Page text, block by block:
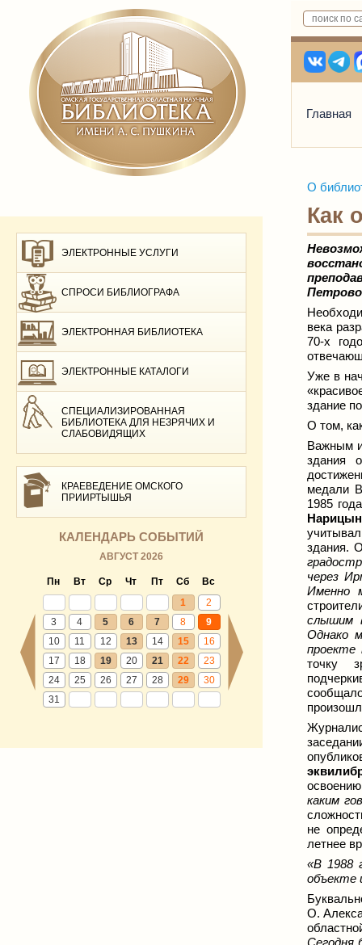
Главная
ЭЛЕКТРОННЫЕ УСЛУГИ
СПРОСИ БИБЛИОГРАФА
ЭЛЕКТРОННАЯ БИБЛИОТЕКА
ЭЛЕКТРОННЫЕ КАТАЛОГИ
СПЕЦИАЛИЗИРОВАННАЯ
БИБЛИОТЕКА ДЛЯ НЕЗРЯЧИХ И
СЛАБОВИДЯЩИХ
КРАЕВЕДЕНИЕ ОМСКОГО
ПРИИРТЫШЬЯ
КАЛЕНДАРЬ СОБЫТИЙ
АВГУСТ 2026
Пн Вт Ср Чт Пт Сб
Вс
1
2
3
4 5 6 7 8
9
10
11 12 13 14 15
16
17
18 19 20 21 22
23
24
25 26 27 28 29
30
31
О
Как
века
70-х
Уже в
здание
О том,
Важным
здания
медали
1985
здания.
через
Именно
слышим
Однако
проекте
точку
каким
не
летнее
«В 1988
объекте
О.
Сегодня